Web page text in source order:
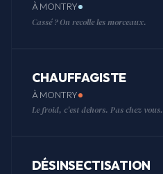
À MONTRY
Cassé ? On recolle les morceaux.
CHAUFFAGISTE
À MONTRY
Le froid, c'est dehors. Pas chez vous.
DÉSINSECTISATION